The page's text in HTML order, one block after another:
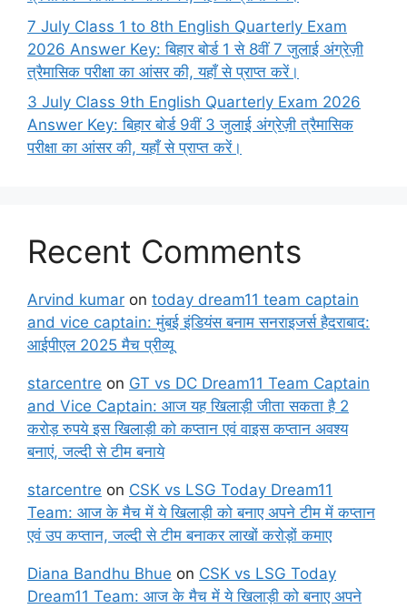
7 July Class 1 to 8th English Quarterly Exam
2026 Answer Key: बिहार बोर्ड 1 से 8वीं 7 जुलाई अंग्रेज़ी
त्रैमासिक परीक्षा का आंसर की, यहाँ से प्राप्त करें।
3 July Class 9th English Quarterly Exam 2026
Answer Key: बिहार बोर्ड 9वीं 3 जुलाई अंग्रेज़ी त्रैमासिक
परीक्षा का आंसर की, यहाँ से प्राप्त करें।
Recent Comments
Arvind kumar on today dream11 team captain
and vice captain: मुंबई इंडियंस बनाम सनराइजर्स हैदराबाद:
आईपीएल 2025 मैच प्रीव्यू
starcentre on GT vs DC Dream11 Team Captain
and Vice Captain: आज यह खिलाड़ी जीता सकता है 2
करोड़ रुपये इस खिलाड़ी को कप्तान एवं वाइस कप्तान अवश्य
बनाएं, जल्दी से टीम बनाये
starcentre on CSK vs LSG Today Dream11
Team: आज के मैच में ये खिलाड़ी को बनाए अपने टीम में कप्तान
एवं उप कप्तान, जल्दी से टीम बनाकर लाखों करोड़ों कमाए
Diana Bandhu Bhue on CSK vs LSG Today
Dream11 Team: आज के मैच में ये खिलाड़ी को बनाए अपने